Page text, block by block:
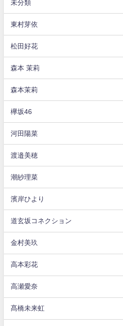
未分類
東村芽依
松田好花
森本 茉莉
森本茉莉
欅坂46
河田陽菜
渡邉美穂
潮紗理菜
濱岸ひより
道玄坂コネクション
金村美玖
高本彩花
高瀬愛奈
髙橋未来虹